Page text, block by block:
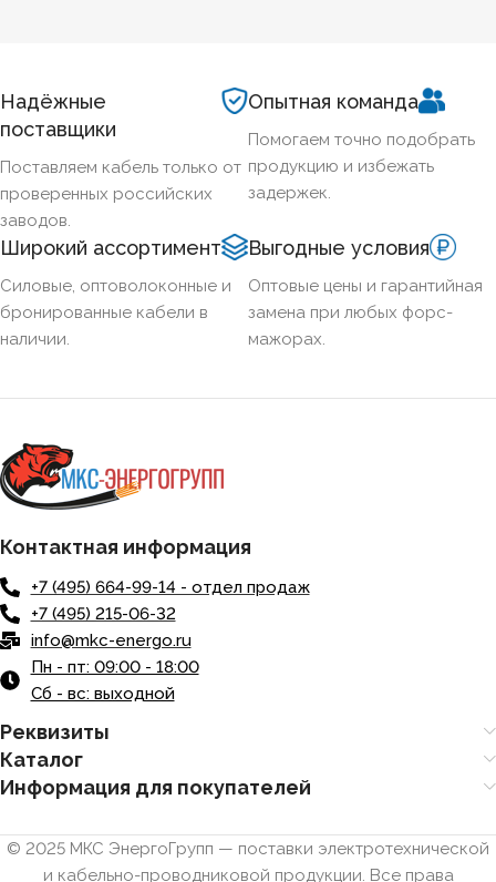
Надёжные
поставщики
Поставляем кабель только от
проверенных российских
заводов.
Опытная команда
Помогаем точно подобрать
продукцию и избежать
задержек.
Широкий ассортимент
Силовые, оптоволоконные и
бронированные кабели в
наличии.
Выгодные условия
Оптовые цены и гарантийная
замена при любых форс-
мажорах.
Контактная информация
+7 (495) 664-99-14 - отдел продаж
+7 (495) 215-06-32
info@mkc-energo.ru
Пн - пт: 09:00 - 18:00
Сб - вс: выходной
Реквизиты
Каталог
Информация для покупателей
© 2025 МКС ЭнергоГрупп — поставки электротехнической
и кабельно-проводниковой продукции. Все права